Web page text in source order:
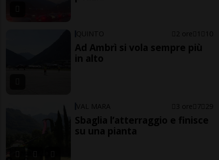
QUINTO 2 ore 1 10
Ad Ambrì si vola sempre più
in alto
VAL MARA 3 ore 7 29
Sbaglia l’atterraggio e finisce
su una pianta